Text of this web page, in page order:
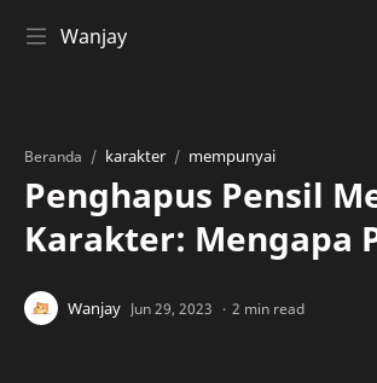
Wanjay
Beranda karakter mempunyai
Penghapus Pensil
Karakter: Mengapa
2 min read